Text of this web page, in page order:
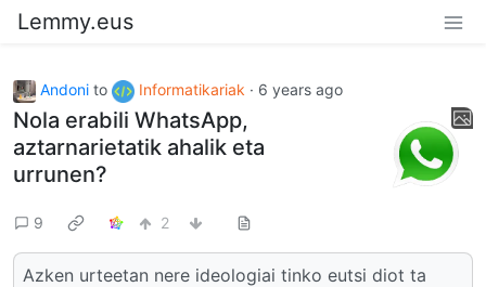
Lemmy.eus
Andoni to Informatikariak · 6 years ago
Nola erabili WhatsApp,
aztarnarietatik ahalik eta
urrunen?
9 2
Azken urteetan nere ideologiai tinko eutsi diot ta